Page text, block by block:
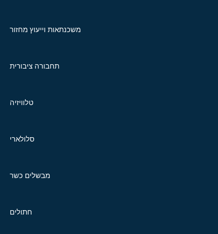
משכנתאות וייעוץ מחזור
תחבורה ציבורית
טלוויזיה
סלולארי
מבשלים כשר
חתולים